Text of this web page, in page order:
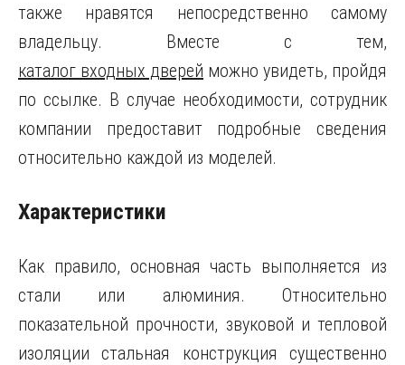
также нравятся непосредственно самому
владельцу. Вместе с тем,
каталог входных дверей можно увидеть, пройдя
по ссылке. В случае необходимости, сотрудник
компании предоставит подробные сведения
относительно каждой из моделей.
Характеристики
Как правило, основная часть выполняется из
стали или алюминия. Относительно
показательной прочности, звуковой и тепловой
изоляции стальная конструкция существенно